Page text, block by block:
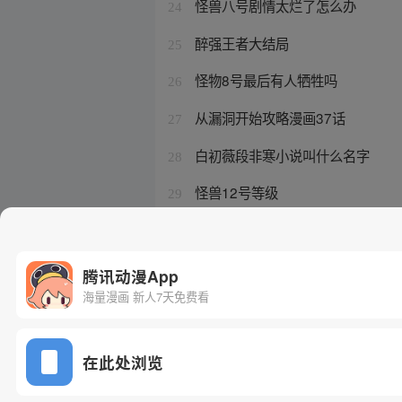
24 怪兽八号剧情太烂了怎么办
25 醉强王者大结局
26 怪物8号最后有人牺牲吗
27 从漏洞开始攻略漫画37话
28 白初薇段非寒小说叫什么名字
29 怪兽12号等级
腾讯动漫App
海量漫画 新人7天免费看
在此处浏览